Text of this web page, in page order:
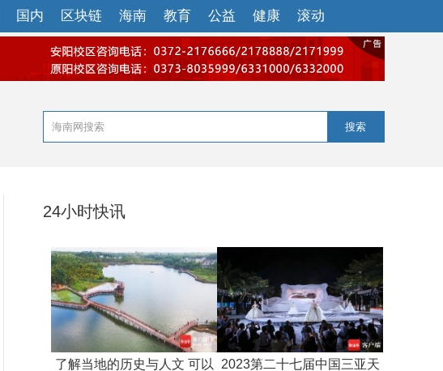
国内 区块链 海南 教育 公益 健康 滚动
搜索
24小时快讯
了解当地的历史与人文 可以
2023第二十七届中国三亚天